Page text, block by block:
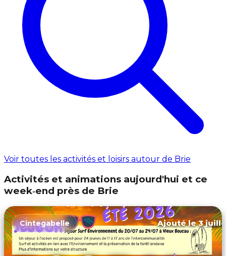
Voir toutes les activités et loisirs autour de Brie
Activités et animations aujourd'hui et ce
week‑end près de Brie
Cintegabelle Ajouté le 3